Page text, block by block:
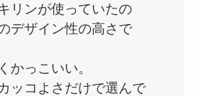
リンが使っていたの
デザイン性の高さで
かっこいい。
ッコよさだけで選んで